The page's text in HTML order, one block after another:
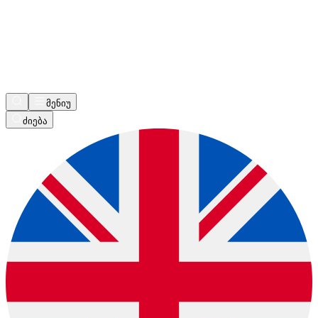
მენიუ
ძიება